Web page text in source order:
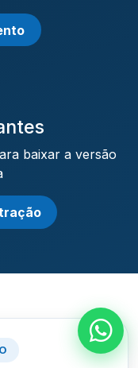
baixar a versão